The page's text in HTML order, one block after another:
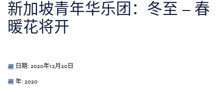
新加坡青年华乐团：冬至 – 春
暖花将开
日期: 2020年12月20日
年: 2020